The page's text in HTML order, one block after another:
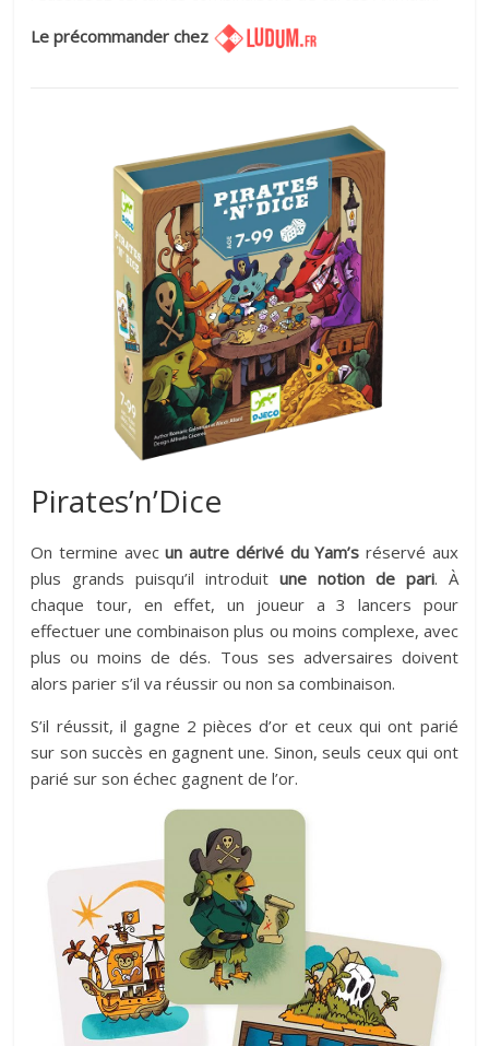
Le précommander chez
Pirates’n’Dice
On termine avecun autre dérivé du Yam’s réservé aux
plus grands puisqu’il introduit une notion de pari. À
chaque tour, en effet, un joueur a 3 lancers pour
effectuer une combinaison plus ou moins complexe, avec
plus ou moins de dés. Tous ses adversaires doivent
alors parier s’il va réussir ou non sa combinaison.
S’il réussit, il gagne 2 pièces d’or et ceux qui ont parié
sur son succès en gagnent une. Sinon, seuls ceux qui ont
parié sur son échec gagnent de l’or.